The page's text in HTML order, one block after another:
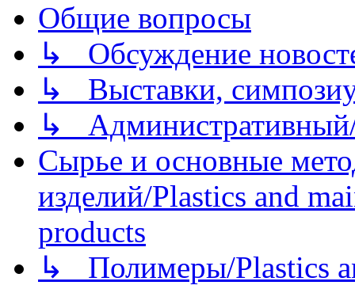
Общие вопросы
↳ Обсуждение
↳ Выставки,
↳
Сырье и основные
изделий/Plastics and
products
↳ Полимеры/Plastics